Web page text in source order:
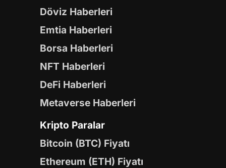
Döviz Haberleri
Emtia Haberleri
Borsa Haberleri
NFT Haberleri
DeFi Haberleri
Metaverse Haberleri
Kripto Paralar
Bitcoin (BTC) Fiyatı
Ethereum (ETH) Fiyatı